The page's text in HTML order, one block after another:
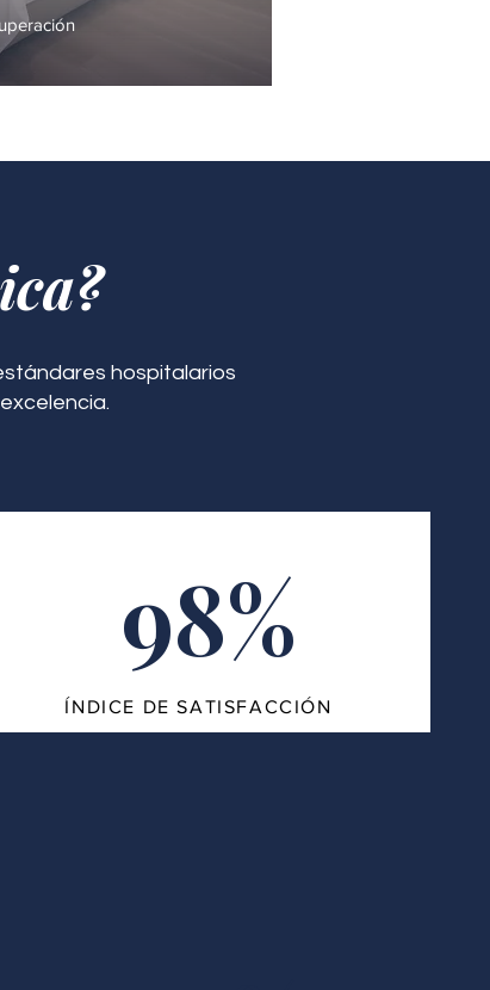
hospitalarios
98%
ÍNDICE DE SATISFACCIÓN